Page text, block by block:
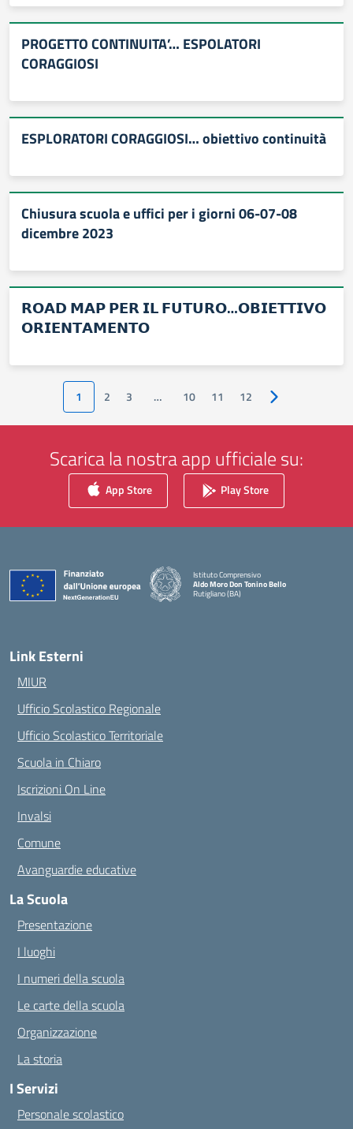
PROGETTO CONTINUITA’… ESPOLATORI
CORAGGIOSI
ESPLORATORI CORAGGIOSI… obiettivo continuità
Chiusura scuola e uffici per i giorni 06-07-08
dicembre 2023
𝗥𝗢𝗔𝗗 𝗠𝗔𝗣 𝗣𝗘𝗥 𝗜𝗟 𝗙𝗨𝗧𝗨𝗥𝗢…𝗢𝗕𝗜𝗘𝗧𝗧𝗜𝗩𝗢
𝗢𝗥𝗜𝗘𝗡𝗧𝗔𝗠𝗘𝗡𝗧𝗢
1 2 3 … 10 11 12 Pagina
Scarica la nostra app ufficiale su:
App Store Play Store
Istituto Comprensivo
Aldo Moro Don Tonino Bello
Rutigliano (BA)
— Visita la pagina iniziale della scuola
Link Esterni
MIUR
Ufficio Scolastico Regionale
Ufficio Scolastico Territoriale
Scuola in Chiaro
Iscrizioni On Line
Invalsi
Comune
Avanguardie educative
La Scuola
Presentazione
I luoghi
I numeri della scuola
Le carte della scuola
Organizzazione
La storia
I Servizi
Personale scolastico